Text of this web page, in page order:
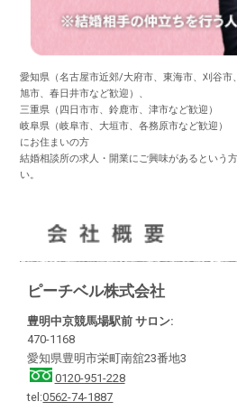
愛知県（名古屋市近郊/大府市、東海市、刈谷
旭市、春日井市など歓迎）、
三重県（四日市市、鈴鹿市、津市など歓迎）
岐阜県（岐阜市、大垣市、各務原市など歓迎）
にお住まいの方
結婚相談所の求人・開業にご興味があるという
い。
ピーチベル株式会社
豊明中京競馬場駅前 サロン:
470-1168
愛知県豊明市栄町南舘23番地3
0120-951-228
tel:0562-74-1887